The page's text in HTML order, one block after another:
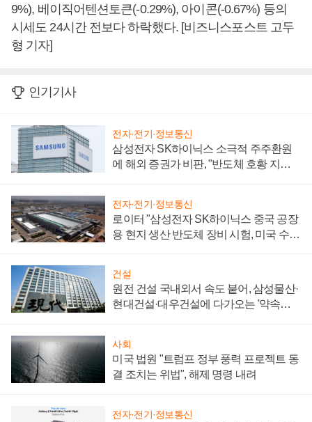
9%), 베이직어텐션토큰(-0.29%), 아이콘(-0.67%) 등의
시세도 24시간 전보다 하락했다. [비즈니스포스트 고두
형 기자]
인기기사
전자·전기·정보통신
삼성전자 SK하이닉스 소극적 주주환원
에 해외 증권가 비판, "반도체 호황 지속
전자·전기·정보통신
로이터 "삼성전자 SK하이닉스 중국 공장
용 현지 생산 반도체 장비 시험, 미국 수출
건설
원전 건설 국내외서 속도 붙어, 삼성물산·
현대건설·대우건설에 다가오는 '약속의
사회
미국 법원 "트럼프 정부 풍력 프로젝트 동
결 조치는 위법", 해제 명령 내려
전자·전기·정보통신